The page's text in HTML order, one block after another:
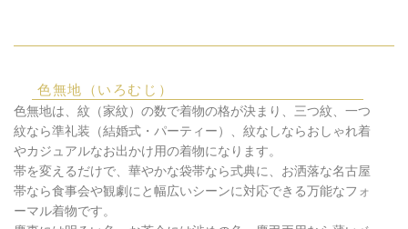
色無地（いろむじ）
色無地は、紋（家紋）の数で着物の格が決まり、三つ紋、一つ
紋なら準礼装（結婚式・パーティー）、紋なしならおしゃれ着
やカジュアルなお出かけ用の着物になります。
帯を変えるだけで、華やかな袋帯なら式典に、お洒落な名古屋
帯なら食事会や観劇にと幅広いシーンに対応できる万能なフォ
ーマル着物です。